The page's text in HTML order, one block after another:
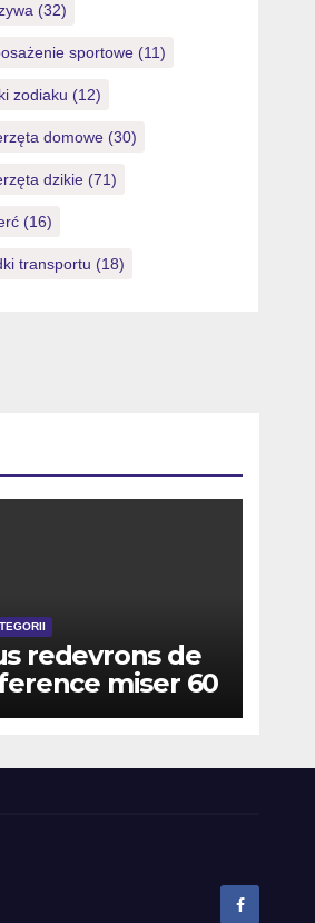
(32)
sportowe(11)
zodiaku (12)
domowe(30)
dzikie(71)
(16)
transportu (18)
redevrons de
miser 60
celui-ci, reste